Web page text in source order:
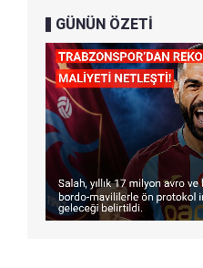
GÜNÜN ÖZETİ